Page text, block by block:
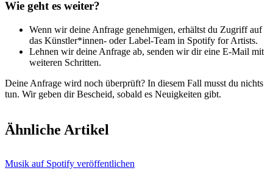
Wie geht es weiter?
Wenn wir deine Anfrage genehmigen, erhältst du Zugriff auf
das Künstler*innen- oder Label-Team in Spotify for Artists.
Lehnen wir deine Anfrage ab, senden wir dir eine E-Mail mit
weiteren Schritten.
Deine Anfrage wird noch überprüft? In diesem Fall musst du nichts
tun. Wir geben dir Bescheid, sobald es Neuigkeiten gibt.
Ähnliche Artikel
Musik auf Spotify veröffentlichen